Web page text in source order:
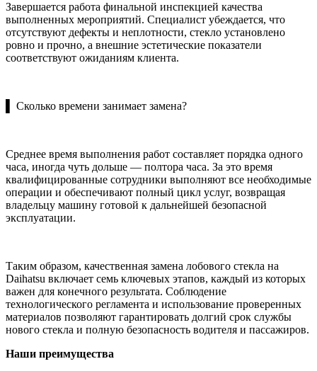
Завершается работа финальной инспекцией качества
выполненных мероприятий. Специалист убеждается, что
отсутствуют дефекты и неплотности, стекло установлено
ровно и прочно, а внешние эстетические показатели
соответствуют ожиданиям клиента.
▌ Сколько времени занимает замена?
Среднее время выполнения работ составляет порядка одного
часа, иногда чуть дольше — полтора часа. За это время
квалифицированные сотрудники выполняют все необходимые
операции и обеспечивают полный цикл услуг, возвращая
владельцу машину готовой к дальнейшей безопасной
эксплуатации.
Таким образом, качественная замена лобового стекла на
Daihatsu включает семь ключевых этапов, каждый из которых
важен для конечного результата. Соблюдение
технологического регламента и использование проверенных
материалов позволяют гарантировать долгий срок службы
нового стекла и полную безопасность водителя и пассажиров.
Наши преимущества